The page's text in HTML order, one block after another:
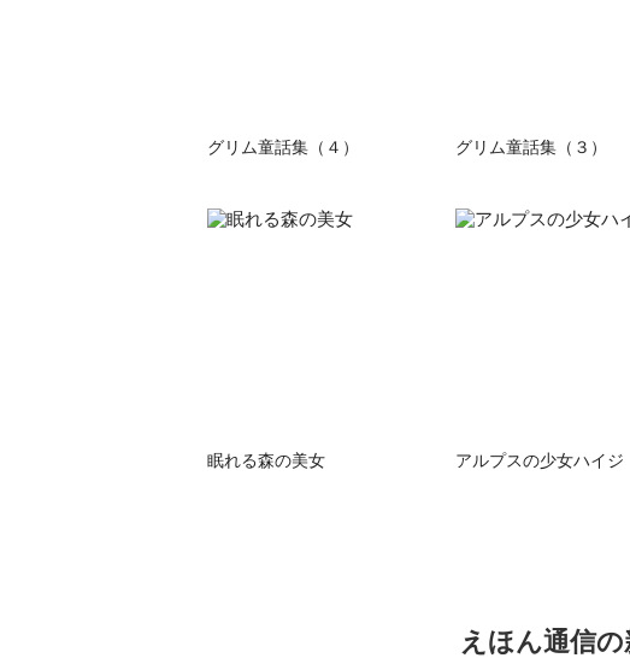
グリム童話集（４） グリム童話集（３）
眠れる森の美女 アルプスの少女ハイジ
えほん通信